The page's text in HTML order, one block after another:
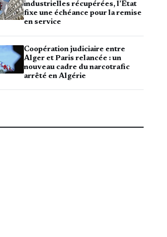
industrielles récupérées, l’État
fixe une échéance pour la remise
en service
Coopération judiciaire entre
Alger et Paris relancée : un
nouveau cadre du narcotrafic
arrêté en Algérie